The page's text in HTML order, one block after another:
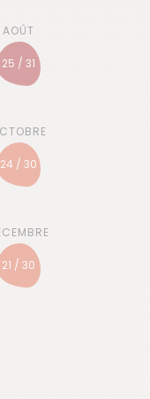
25 / 31
24 / 30
21 / 30